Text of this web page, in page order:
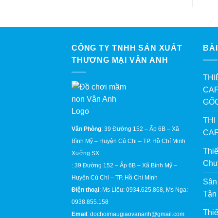
CÔNG TY TNHH SẢN XUẤT
THƯƠNG MẠI VÂN ANH
Văn Phòng: 39 Đường 152 – Ấp 6B – Xã
Bình Mỹ – Huyện Củ Chi – TP. Hồ Chí Minh
Xưởng SX
: 39 Đường 152 – Ấp 6B – Xã Bình Mỹ –
Huyện Củ Chi – TP. Hồ Chí Minh
Điện thoại: Ms Liệu: 0934.625.868, Ms Nga:
0938.855.158
Email: dochoimaugiaovananh@gmail.com
THI
Tận